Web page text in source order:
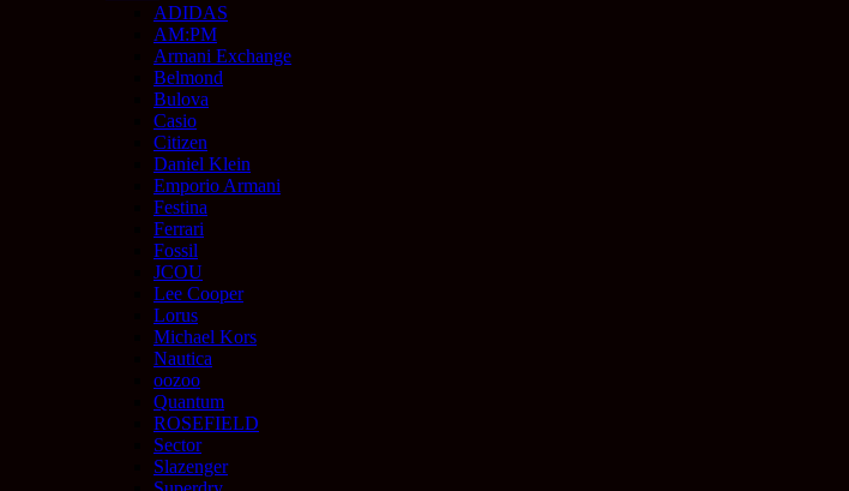
ADIDAS
AM:PM
Armani Exchange
Belmond
Bulova
Casio
Citizen
Daniel Klein
Emporio Armani
Festina
Ferrari
Fossil
JCOU
Lee Cooper
Lorus
Michael Kors
Nautica
oozoo
Quantum
ROSEFIELD
Sector
Slazenger